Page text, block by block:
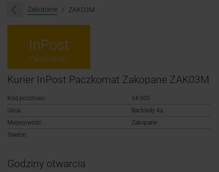
Śledzenie przesyłki
Zakopane ZAK03M
InPost
Paczkomaty
Kurier InPost Paczkomat Zakopane ZAK03M
Kod pocztowy:
34-500
Ulica:
Bachledy 4a
Miejscowość:
Zakopane
Telefon:
Godziny otwarcia